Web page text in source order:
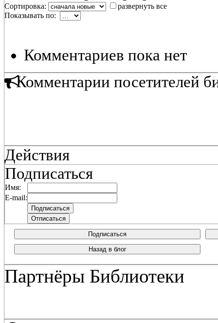
Сортировка:
развернуть все
Показывать по:
Комментариев пока нет
Комментарии посетителей
Действия
Подписаться
Имя:
E-mail:
Подписаться
Назад в блог
Партнёры Библиотеки